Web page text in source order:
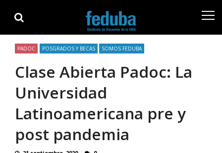
navigation
content
PADOC POSGRADOS Y BECAS SOMOS FEDUBA
Clase Abierta Padoc: La
Universidad
Latinoamericana pre y
post pandemia